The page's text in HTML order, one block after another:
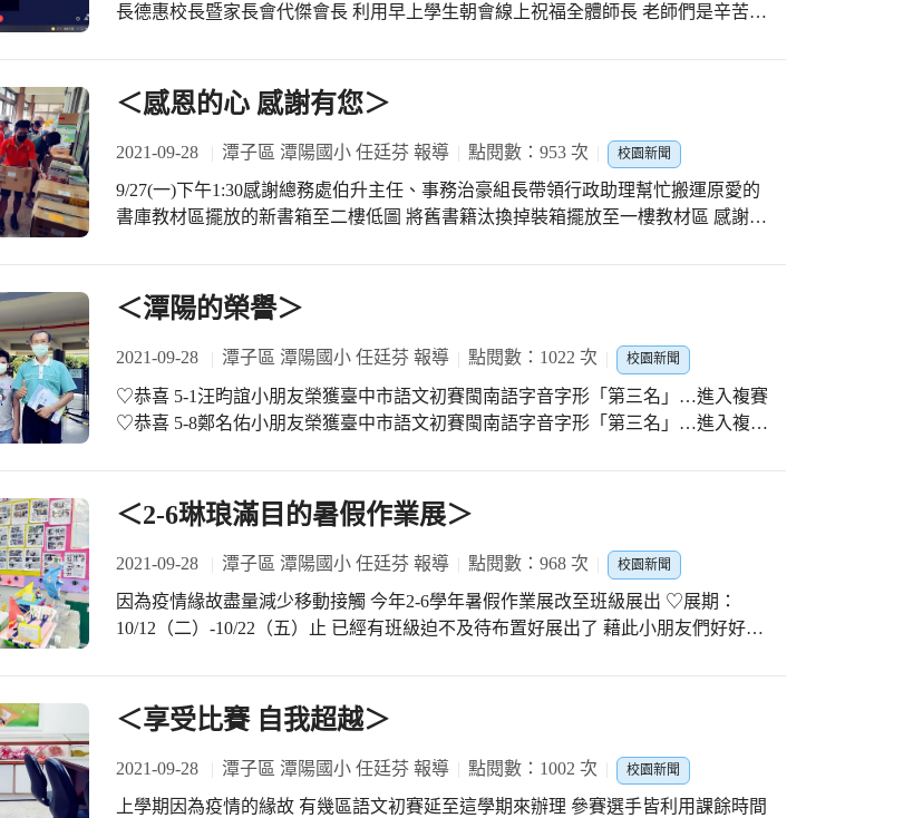
長德惠校長暨家長會代傑會長 利用早上學生朝會線上祝福全體師長 老師們是辛苦的
＜感恩的心 感謝有您＞
2021-09-28 潭子區 潭陽國小 任廷芬 報導 點閱數：953 次 校園新聞
9/27(一)下午1:30感謝總務處伯升主任、事務治豪組長帶領行政助理幫忙搬運原愛的
書庫教材區擺放的新書箱至二樓低圖 將舊書籍汰換掉裝箱擺放至一樓教材區 感謝設
閱讀好書 藉此可以提升自己的語文程度喔！
＜潭陽的榮譽＞
2021-09-28 潭子區 潭陽國小 任廷芬 報導 點閱數：1022 次 校園新聞
♡恭喜 5-1汪昀誼小朋友榮獲臺中市語文初賽閩南語字音字形「第三名」…進入複賽
♡恭喜 5-8鄭名佑小朋友榮獲臺中市語文初賽閩南語字音字形「第三名」…進入複賽
＜2-6琳琅滿目的暑假作業展＞
2021-09-28 潭子區 潭陽國小 任廷芬 報導 點閱數：968 次 校園新聞
因為疫情緣故盡量減少移動接觸 今年2-6學年暑假作業展改至班級展出 ♡展期：
10/12（二）-10/22（五）止 已經有班級迫不及待布置好展出了 藉此小朋友們好好欣
＜享受比賽 自我超越＞
2021-09-28 潭子區 潭陽國小 任廷芬 報導 點閱數：1002 次 校園新聞
上學期因為疫情的緣故 有幾區語文初賽延至這學期來辦理 參賽選手皆利用課餘時間